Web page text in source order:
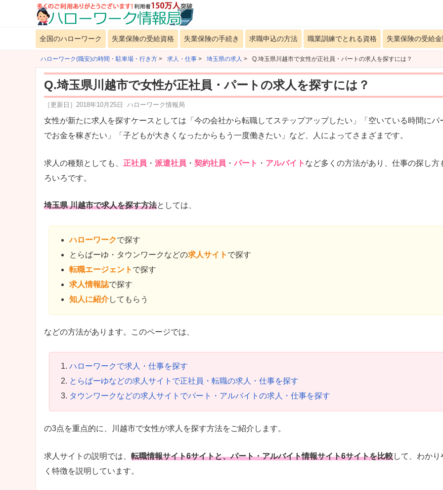
全国のハローワーク 失業保険の受給資格 失業保険の手続き 求職申込の方法 職業訓練でとれる資格 失業保険の受給金
ハローワーク(職安)の時間・駐車場・行き方 > 求人・仕事 > 埼玉県の求人 > Q.埼玉県川越市で女性が正社員・パートの求人を探すには？
Q.埼玉県川越市で女性が正社員・パートの求人を探すには？
［更新日］ 2018年10月25日 ハローワーク情報局
女性が新たに求人を探すケースとしては「今の会社から転職してステップアップしたい」「空いている時間にパ
でお金を稼ぎたい」「子どもが大きくなったからもう一度働きたい」など、人によってさまざまです。
求人の種類としても、 正社員 ・ 派遣社員 ・ 契約社員 ・ パート ・ アルバイト など多くの方法があり、仕事の探し方
ろいろです。
埼玉県 川越市で求人を探す方法としては、
ハローワークで探す
とらばーゆ・タウンワークなどの求人サイト で探す
転職エージェント で探す
求人情報誌で探す
知人に紹介してもらう
などの方法があります。このページでは、
ハローワークで求人・仕事を探す
とらばーゆなどの求人サイトで正社員・転職の求人・仕事を探す
タウンワークなどの求人サイトでパート・アルバイトの求人・仕事を探す
の3点を重点的に、川越市で女性が求人を探す方法をご紹介します。
求人サイトの説明では、 転職情報サイト6サイトと、パート・アルバイト情報サイト6サイトを比較して、わかり
く特徴を説明しています。